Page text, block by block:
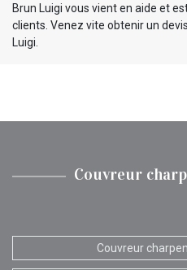
Brun Luigi vous vient en aide et
clients. Venez vite obtenir un
Luigi.
Couvreur
Couvreur